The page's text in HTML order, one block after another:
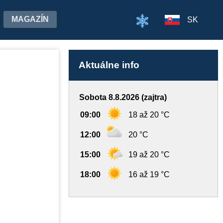
MAGAZÍN SK
Aktuálne info
Sobota 8.8.2026 (zajtra)
09:00 18 až 20 °C
12:00 20 °C
15:00 19 až 20 °C
18:00 16 až 19 °C